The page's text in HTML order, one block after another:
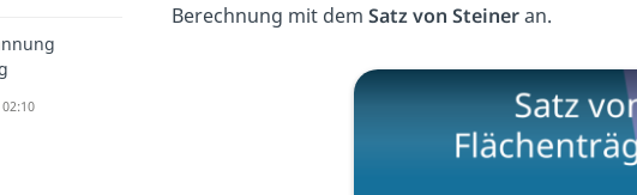
Berechnung mit dem Satz von Steineran.